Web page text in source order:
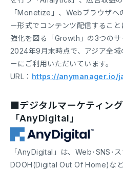
「Monetize」、Webブラウザへ
ー形式でコンテンツ配信するこ
強化を図る「Growth」の3つのサ
2024年9月末時点で、アジア全
ーにご利用いただいています。
URL： https://anymanager.io/
■デジタルマーケティン
「AnyDigital」
「AnyDigital」は、Web･SNS･
DOOH(Digital Out Of Home)な